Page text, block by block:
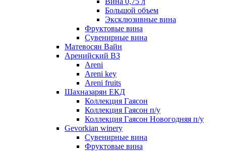
Большой объем
Эксклюзивные вина
Фруктовые вина
Cувенирные вина
Матевосян Вайн
Аренийский ВЗ
Areni
Areni key
Areni fruits
Шахназарян ЕКД
Коллекция Гаясон
Коллекция Гаясон п/у
Коллекция Гаясон Новогодняя п/у
Gevorkian winery
Сувенирные вина
Фруктовые вина